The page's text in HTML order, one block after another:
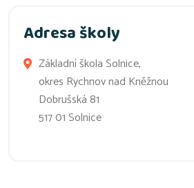
Adresa školy
Základní škola Solnice,
okres Rychnov nad Kněžnou
Dobrušská 81
517 01 Solnice